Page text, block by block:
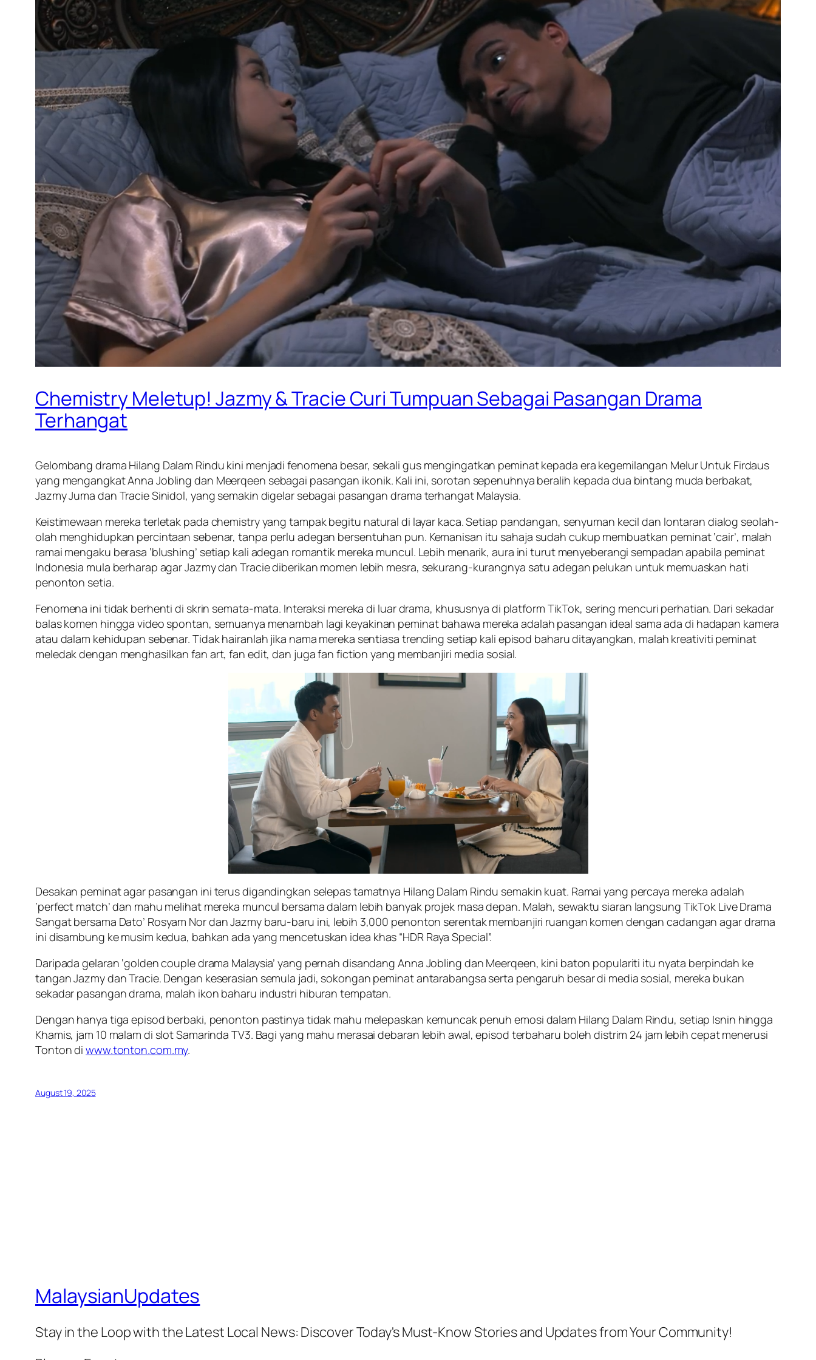
Chemistry Meletup! Jazmy & Tracie Curi Tumpuan Sebagai Pasangan Drama
Terhangat
Gelombang drama Hilang Dalam Rindu kini menjadi fenomena besar, sekali gus mengingatkan peminat kepada era kegemilangan Melur Untuk Firdaus
yang mengangkat Anna Jobling dan Meerqeen sebagai pasangan ikonik. Kali ini, sorotan sepenuhnya beralih kepada dua bintang muda berbakat,
Jazmy Juma dan Tracie Sinidol, yang semakin digelar sebagai pasangan drama terhangat Malaysia.
Keistimewaan mereka terletak pada chemistry yang tampak begitu natural di layar kaca. Setiap pandangan, senyuman kecil dan lontaran dialog seolah-
olah menghidupkan percintaan sebenar, tanpa perlu adegan bersentuhan pun. Kemanisan itu sahaja sudah cukup membuatkan peminat ‘cair’, malah
ramai mengaku berasa ‘blushing’ setiap kali adegan romantik mereka muncul. Lebih menarik, aura ini turut menyeberangi sempadan apabila peminat
Indonesia mula berharap agar Jazmy dan Tracie diberikan momen lebih mesra, sekurang-kurangnya satu adegan pelukan untuk memuaskan hati
penonton setia.
Fenomena ini tidak berhenti di skrin semata-mata. Interaksi mereka di luar drama, khususnya di platform TikTok, sering mencuri perhatian. Dari sekadar
balas komen hingga video spontan, semuanya menambah lagi keyakinan peminat bahawa mereka adalah pasangan ideal sama ada di hadapan kamera
atau dalam kehidupan sebenar. Tidak hairanlah jika nama mereka sentiasa trending setiap kali episod baharu ditayangkan, malah kreativiti peminat
meledak dengan menghasilkan fan art, fan edit, dan juga fan fiction yang membanjiri media sosial.
Desakan peminat agar pasangan ini terus digandingkan selepas tamatnya Hilang Dalam Rindu semakin kuat. Ramai yang percaya mereka adalah
‘perfect match’ dan mahu melihat mereka muncul bersama dalam lebih banyak projek masa depan. Malah, sewaktu siaran langsung TikTok Live Drama
Sangat bersama Dato’ Rosyam Nor dan Jazmy baru-baru ini, lebih 3,000 penonton serentak membanjiri ruangan komen dengan cadangan agar drama
ini disambung ke musim kedua, bahkan ada yang mencetuskan idea khas “HDR Raya Special”.
Daripada gelaran ‘golden couple drama Malaysia’ yang pernah disandang Anna Jobling dan Meerqeen, kini baton populariti itu nyata berpindah ke
tangan Jazmy dan Tracie. Dengan keserasian semula jadi, sokongan peminat antarabangsa serta pengaruh besar di media sosial, mereka bukan
sekadar pasangan drama, malah ikon baharu industri hiburan tempatan.
Dengan hanya tiga episod berbaki, penonton pastinya tidak mahu melepaskan kemuncak penuh emosi dalam Hilang Dalam Rindu, setiap Isnin hingga
Khamis, jam 10 malam di slot Samarinda TV3. Bagi yang mahu merasai debaran lebih awal, episod terbaharu boleh distrim 24 jam lebih cepat menerusi
Tonton diwww.tonton.com.my.
August 19, 2025
MalaysianUpdates
Stay in the Loop with the Latest Local News: Discover Today's Must-Know Stories and Updates from Your Community!